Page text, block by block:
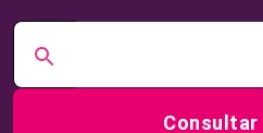
Consultar